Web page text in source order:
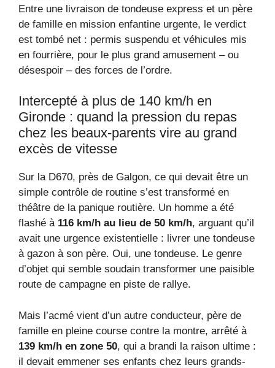
Entre une livraison de tondeuse express et un père
de famille en mission enfantine urgente, le verdict
est tombé net : permis suspendu et véhicules mis
en fourrière, pour le plus grand amusement – ou
désespoir – des forces de l’ordre.
Intercepté à plus de 140 km/h en
Gironde : quand la pression du repas
chez les beaux-parents vire au grand
excès de vitesse
Sur la D670, près de Galgon, ce qui devait être un
simple contrôle de routine s’est transformé en
théâtre de la panique routière. Un homme a été
flashé à 116 km/h au lieu de 50 km/h, arguant qu’il
avait une urgence existentielle : livrer une tondeuse
à gazon à son père. Oui, une tondeuse. Le genre
d’objet qui semble soudain transformer une paisible
route de campagne en piste de rallye.
Mais l’acmé vient d’un autre conducteur, père de
famille en pleine course contre la montre, arrêté à
139 km/h en zone 50, qui a brandi la raison ultime :
il devait emmener ses enfants chez leurs grands-